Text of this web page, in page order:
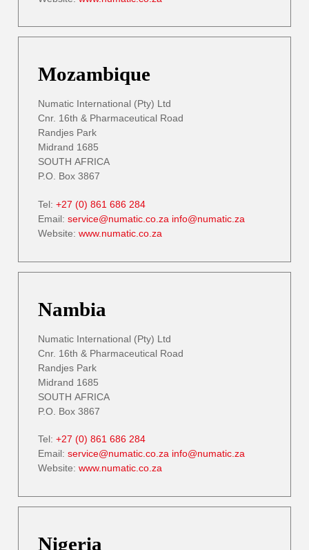
Mozambique
Numatic International (Pty) Ltd
Cnr. 16th & Pharmaceutical Road
Randjes Park
Midrand 1685
SOUTH AFRICA
P.O. Box 3867
Tel: +27 (0) 861 686 284
Email: service@numatic.co.za info@numatic.za
Website: www.numatic.co.za
Nambia
Numatic International (Pty) Ltd
Cnr. 16th & Pharmaceutical Road
Randjes Park
Midrand 1685
SOUTH AFRICA
P.O. Box 3867
Tel: +27 (0) 861 686 284
Email: service@numatic.co.za info@numatic.za
Website: www.numatic.co.za
Nigeria